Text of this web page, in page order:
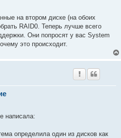
на втором диске (на обоих
RAID0. Теперь лучше всего
Они попросят у вас System
это происходит.
написала:
определила один из дисков как